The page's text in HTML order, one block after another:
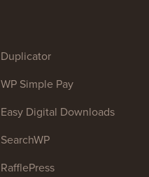
Duplicator
WP Simple Pay
Easy Digital Downloads
SearchWP
RafflePress